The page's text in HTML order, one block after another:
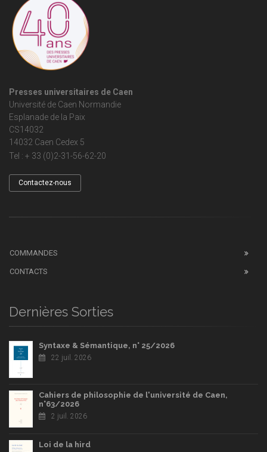
Presses universitaires de Caen
Université de Caen Normandie
Esplanade de la Paix
CS14032
14032 Caen Cedex 5
Tel : + 33 (0)2-31-56-62-20
Contactez-nous
COMMANDES
CONTACTS
Dernières Sorties
Syntaxe & Sémantique, n° 25/2026
22 juil. 2026
Cahiers de philosophie de l'université de Caen,
n°63/2026
2 juil. 2026
Loi de la hird